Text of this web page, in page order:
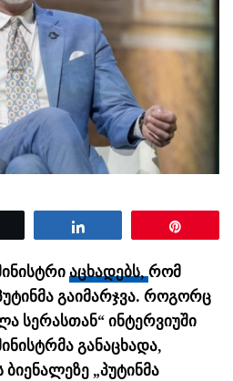
აცხადებს,რომ
გაიმარჯვა. როგორც
სერასთან“ ინტერვიუში
განაცხადა,
„პუტინმა